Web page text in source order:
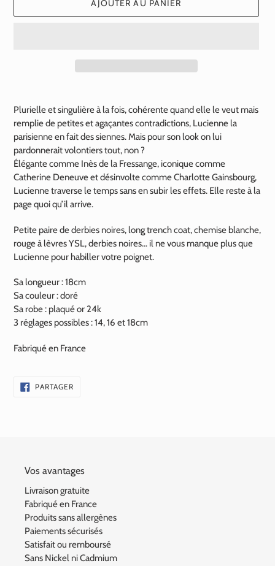
AJOUTER AU PANIER
d'un
produit
votre
panier
Plurielle et singulière à la fois, cohérente quand elle le veut mais
remplie de petites et agaçantes contradictions, Lucienne la
parisienne en fait des siennes. Mais pour son look on lui
pardonnerait volontiers tout, non ?
Élégante comme Inès de la Fressange, iconique comme
Catherine Deneuve et désinvolte comme Charlotte Gainsbourg,
Lucienne traverse le temps sans en subir les effets. Elle reste à la
page quoi qu’il arrive.
Petite paire de derbies noires, long trench coat, chemise blanche,
rouge à lèvres YSL, derbies noires… il ne vous manque plus que
Lucienne pour habiller votre poignet.
Sa longueur : 18cm
Sa couleur : doré
Sa robe : plaqué or 24k
3 réglages possibles : 14, 16 et 18cm
Fabriqué en France
PARTAGERPARTAGER
SUR
Vos avantages
Livraison gratuite
Fabriqué en France
Produits sans allergènes
Paiements sécurisés
Satisfait ou remboursé
Sans Nickel ni Cadmium